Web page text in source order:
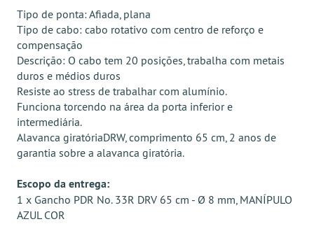
Tipo de ponta: Afiada, plana
Tipo de cabo: cabo rotativo com centro de reforço e
compensação
Descrição: O cabo tem 20 posições, trabalha com metais
duros e médios duros
Resiste ao stress de trabalhar com alumínio.
Funciona torcendo na área da porta inferior e
intermediária.
Alavanca giratóriaDRW, comprimento 65 cm, 2 anos de
garantia sobre a alavanca giratória.
Escopo da entrega:
1 x Gancho PDR No. 33R DRV 65 cm - Ø 8 mm, MANÍPULO
AZUL COR